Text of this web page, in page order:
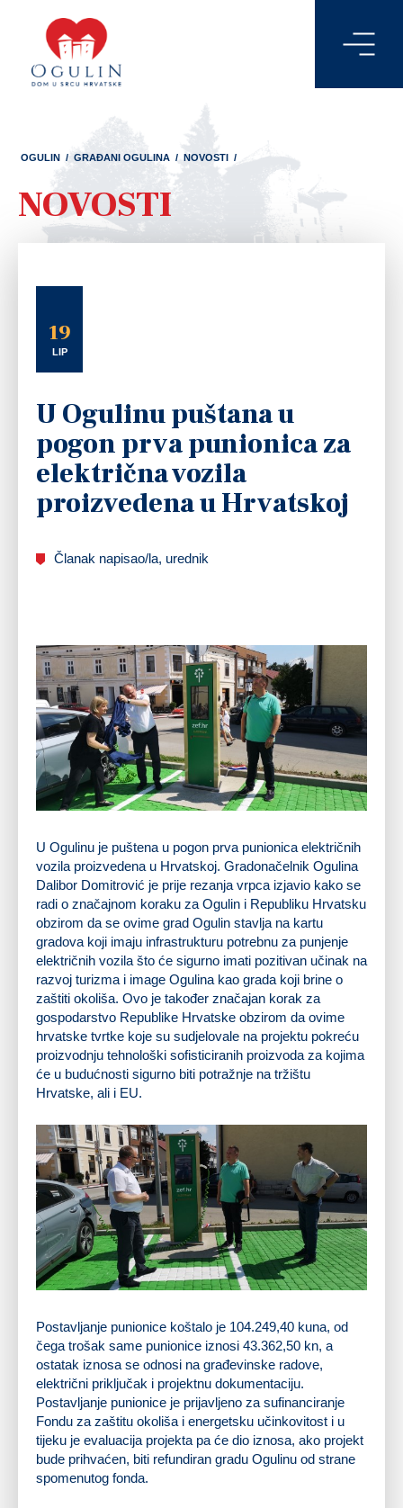
OGULIN / GRAĐANI OGULINA / NOVOSTI /
NOVOSTI
19
LIP
U Ogulinu puštana u
pogon prva punionica za
električna vozila
proizvedena u Hrvatskoj
Članak napisao/la, urednik
U Ogulinu je puštena u pogon prva punionica električnih
vozila proizvedena u Hrvatskoj. Gradonačelnik Ogulina
Dalibor Domitrović je prije rezanja vrpca izjavio kako se
radi o značajnom koraku za Ogulin i Republiku Hrvatsku
obzirom da se ovime grad Ogulin stavlja na kartu
gradova koji imaju infrastrukturu potrebnu za punjenje
električnih vozila što će sigurno imati pozitivan učinak na
razvoj turizma i image Ogulina kao grada koji brine o
zaštiti okoliša. Ovo je također značajan korak za
gospodarstvo Republike Hrvatske obzirom da ovime
hrvatske tvrtke koje su sudjelovale na projektu pokreću
proizvodnju tehnološki sofisticiranih proizvoda za kojima
će u budućnosti sigurno biti potražnje na tržištu
Hrvatske, ali i EU.
Postavljanje punionice koštalo je 104.249,40 kuna, od
čega trošak same punionice iznosi 43.362,50 kn, a
ostatak iznosa se odnosi na građevinske radove,
električni priključak i projektnu dokumentaciju.
Postavljanje punionice je prijavljeno za sufinanciranje
Fondu za zaštitu okoliša i energetsku učinkovitost i u
tijeku je evaluacija projekta pa će dio iznosa, ako projekt
bude prihvaćen, biti refundiran gradu Ogulinu od strane
spomenutog fonda.